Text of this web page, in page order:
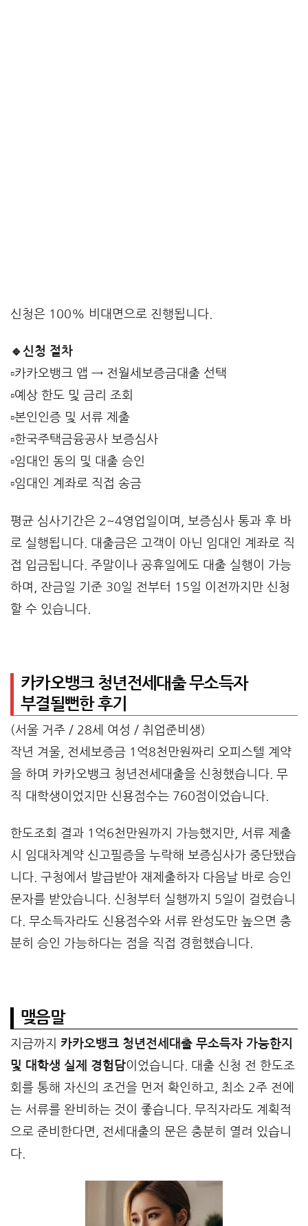
신청은 100% 비대면으로 진행됩니다.
🔹신청 절차
▫️카카오뱅크 앱 → 전월세보증금대출 선택
▫️예상 한도 및 금리 조회
▫️본인인증 및 서류 제출
▫️한국주택금융공사 보증심사
▫️임대인 동의 및 대출 승인
▫️임대인 계좌로 직접 송금
평균 심사기간은 2~4영업일이며, 보증심사 통과 후 바
로 실행됩니다. 대출금은 고객이 아닌 임대인 계좌로 직
접 입금됩니다. 주말이나 공휴일에도 대출 실행이 가능
하며, 잔금일 기준 30일 전부터 15일 이전까지만 신청
할 수 있습니다.
카카오뱅크 청년전세대출 무소득자
부결될뻔한 후기
(서울 거주 / 28세 여성 / 취업준비생)
작년 겨울, 전세보증금 1억8천만원짜리 오피스텔 계약
을 하며 카카오뱅크 청년전세대출을 신청했습니다. 무
직 대학생이었지만 신용점수는 760점이었습니다.
한도조회 결과 1억6천만원까지 가능했지만, 서류 제출
시 임대차계약 신고필증을 누락해 보증심사가 중단됐습
니다. 구청에서 발급받아 재제출하자 다음날 바로 승인
문자를 받았습니다. 신청부터 실행까지 5일이 걸렸습니
다. 무소득자라도 신용점수와 서류 완성도만 높으면 충
분히 승인 가능하다는 점을 직접 경험했습니다.
맺음말
지금까지 카카오뱅크 청년전세대출 무소득자 가능한지
및 대학생 실제 경험담이었습니다. 대출 신청 전 한도조
회를 통해 자신의 조건을 먼저 확인하고, 최소 2주 전에
는 서류를 완비하는 것이 좋습니다. 무직자라도 계획적
으로 준비한다면, 전세대출의 문은 충분히 열려 있습니
다.